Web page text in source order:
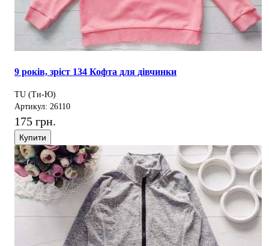
9 років, зріст 134 Кофта для дівчинки
TU (Ти-Ю)
Артикул: 26110
175 грн.
Купити